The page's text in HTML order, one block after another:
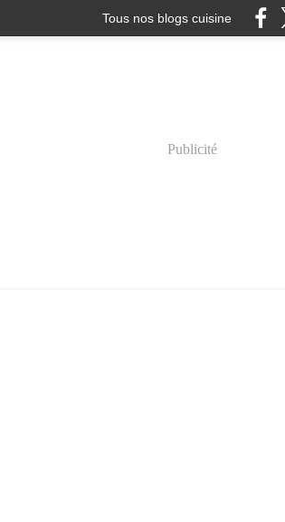
Tous nos blogs cuisine
Publicité